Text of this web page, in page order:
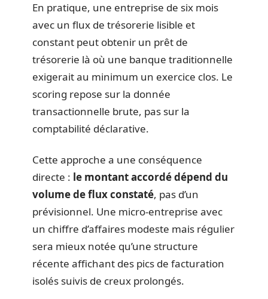
En pratique, une entreprise de six mois
avec un flux de trésorerie lisible et
constant peut obtenir un prêt de
trésorerie là où une banque traditionnelle
exigerait au minimum un exercice clos. Le
scoring repose sur la donnée
transactionnelle brute, pas sur la
comptabilité déclarative.
Cette approche a une conséquence
directe : le montant accordé dépend du
volume de flux constaté, pas d’un
prévisionnel. Une micro-entreprise avec
un chiffre d’affaires modeste mais régulier
sera mieux notée qu’une structure
récente affichant des pics de facturation
isolés suivis de creux prolongés.